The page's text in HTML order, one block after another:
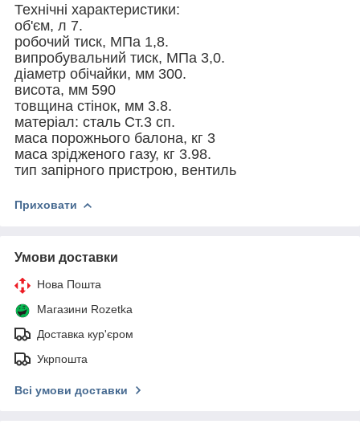
Технічні характеристики:
об'єм, л 7.
робочий тиск, МПа 1,8.
випробувальний тиск, МПа 3,0.
діаметр обічайки, мм 300.
висота, мм 590
товщина стінок, мм 3.8.
матеріал: сталь Ст.3 сп.
маса порожнього балона, кг 3
маса зрідженого газу, кг 3.98.
тип запірного пристрою, вентиль
Приховати
Умови доставки
Нова Пошта
Магазини Rozetka
Доставка кур'єром
Укрпошта
Всі умови доставки